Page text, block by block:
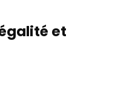
égalité et